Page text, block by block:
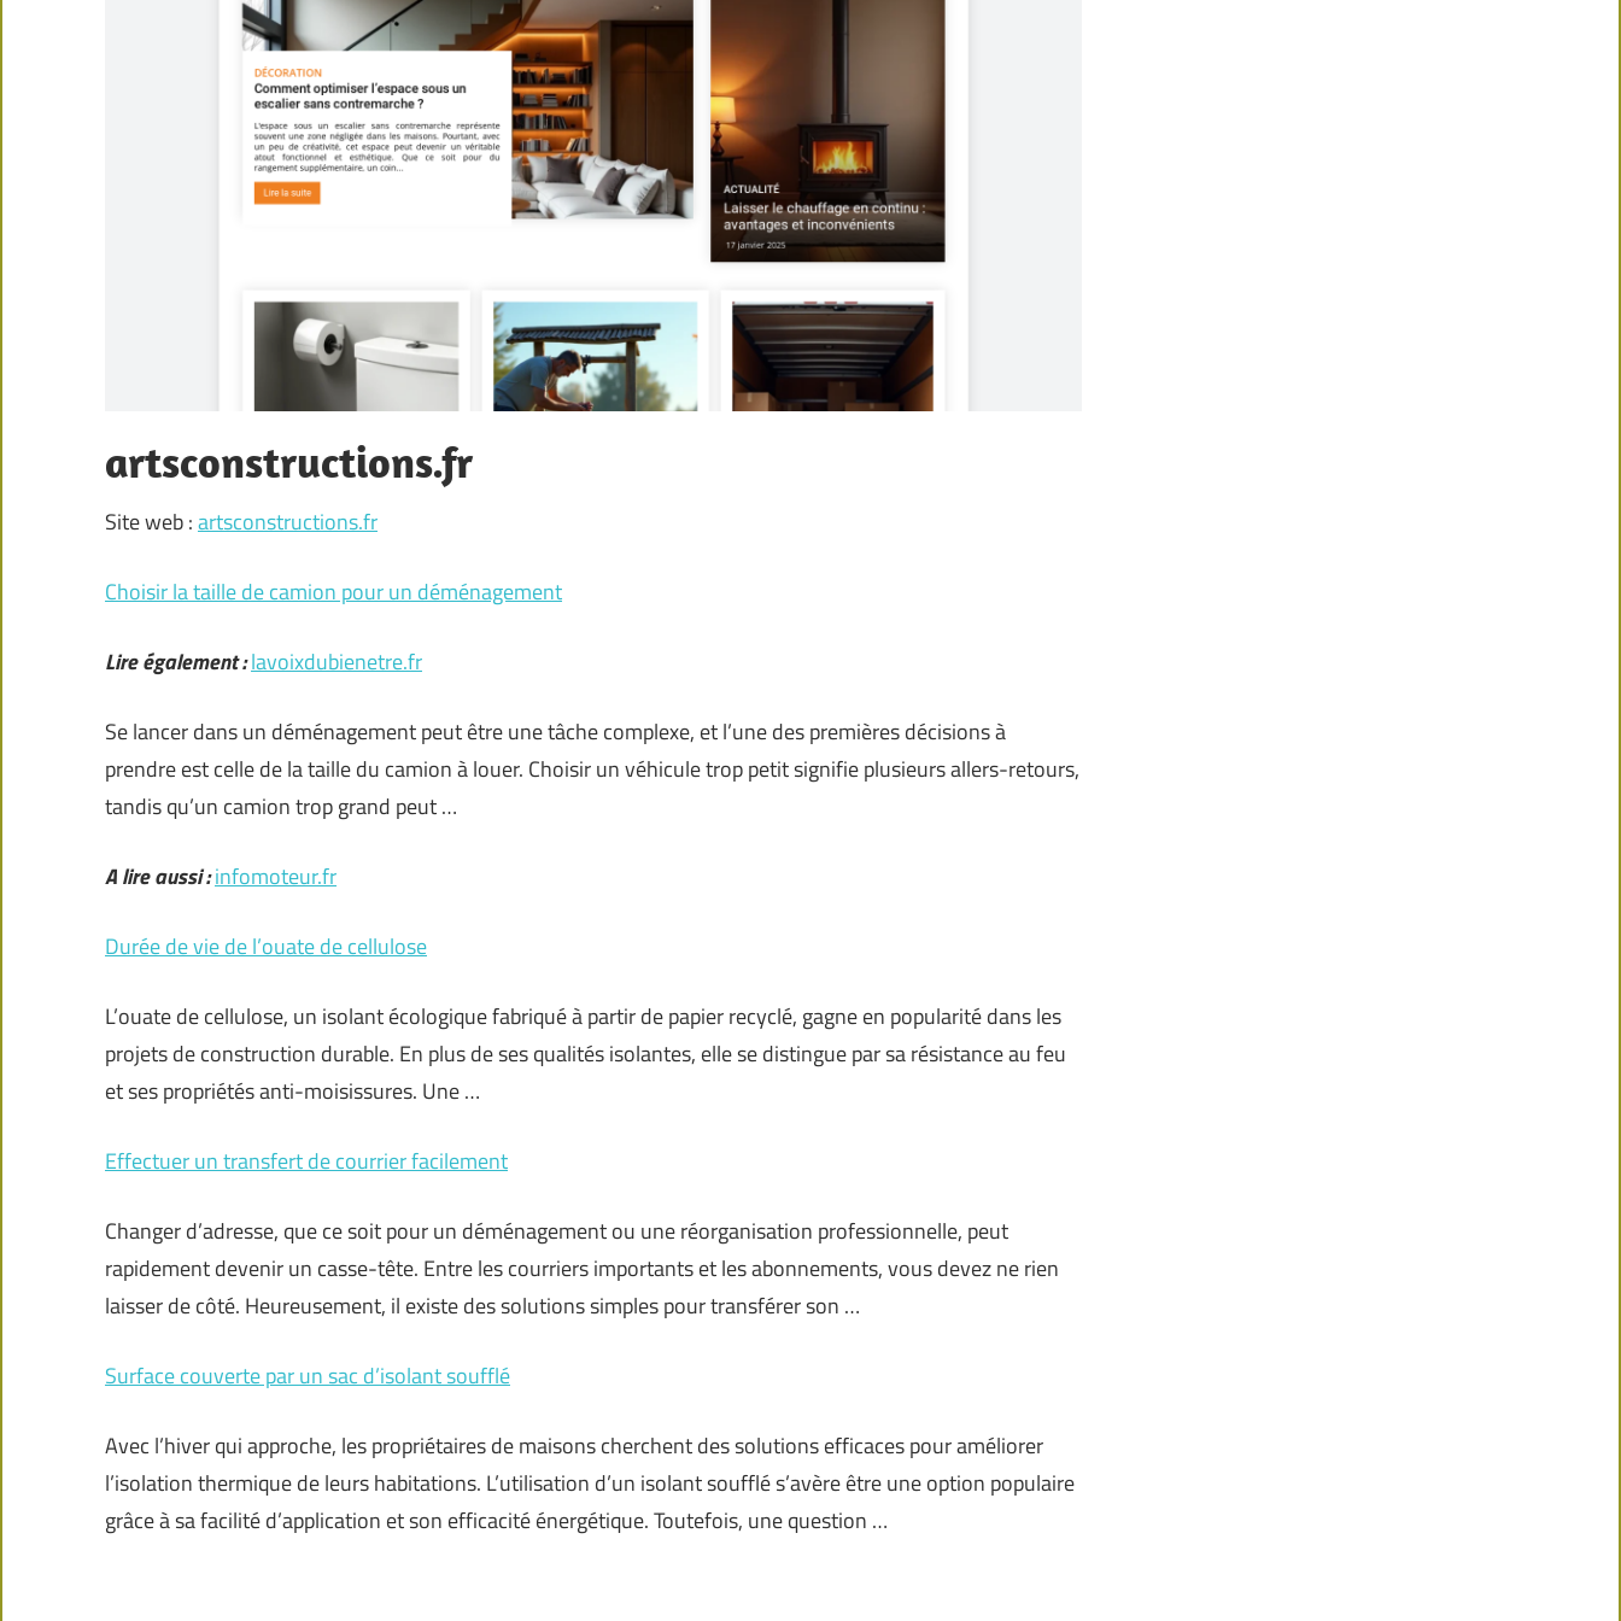
artsconstructions.fr
Site web :artsconstructions.fr
Choisir la taille de camion pour un déménagement
Lire également :lavoixdubienetre.fr
Se lancer dans un déménagement peut être une tâche complexe, et l’une des premières décisions à
prendre est celle de la taille du camion à louer. Choisir un véhicule trop petit signifie plusieurs allers-retours,
tandis qu’un camion trop grand peut …
A lire aussi :infomoteur.fr
Durée de vie de l’ouate de cellulose
L’ouate de cellulose, un isolant écologique fabriqué à partir de papier recyclé, gagne en popularité dans les
projets de construction durable. En plus de ses qualités isolantes, elle se distingue par sa résistance au feu
et ses propriétés anti-moisissures. Une …
Effectuer un transfert de courrier facilement
Changer d’adresse, que ce soit pour un déménagement ou une réorganisation professionnelle, peut
rapidement devenir un casse-tête. Entre les courriers importants et les abonnements, vous devez ne rien
laisser de côté. Heureusement, il existe des solutions simples pour transférer son …
Surface couverte par un sac d’isolant soufflé
Avec l’hiver qui approche, les propriétaires de maisons cherchent des solutions efficaces pour améliorer
l’isolation thermique de leurs habitations. L’utilisation d’un isolant soufflé s’avère être une option populaire
grâce à sa facilité d’application et son efficacité énergétique. Toutefois, une question …